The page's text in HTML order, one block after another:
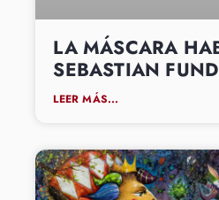
LA MÁSCARA
SEBASTIAN FUND
LEER MÁS...